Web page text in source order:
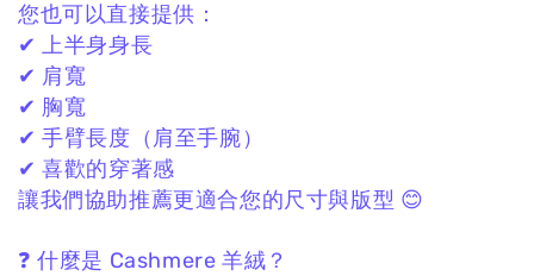
您也可以直接提供：
✔ 上半身身長
✔ 肩寬
✔ 胸寬
✔ 手臂長度（肩至手腕）
✔ 喜歡的穿著感
讓我們協助推薦更適合您的尺寸與版型 😊
❓ 什麼是 Cashmere 羊絨？